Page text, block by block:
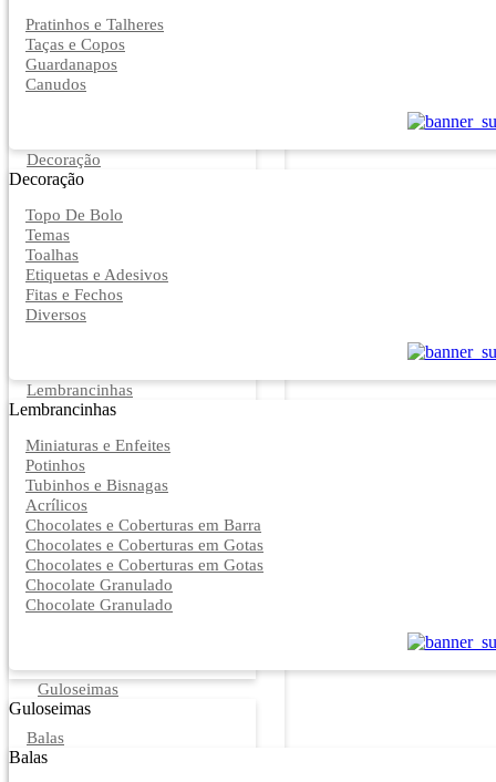
Pratinhos e Talheres
Taças e Copos
Guardanapos
Canudos
Decoração
Decoração
Topo De Bolo
Temas
Toalhas
Etiquetas e Adesivos
Fitas e Fechos
Diversos
Lembrancinhas
Lembrancinhas
Miniaturas e Enfeites
Potinhos
Tubinhos e Bisnagas
Acrílicos
Chocolates e Coberturas em Barra
Chocolates e Coberturas em Gotas
Chocolates e Coberturas em Gotas
Chocolate Granulado
Chocolate Granulado
Guloseimas
Guloseimas
Balas
Balas